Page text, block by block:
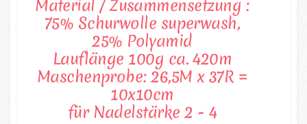
Material / Zusammensetzung :
75% Schurwolle superwash,
25% Polyamid
Lauflänge 100g ca. 420m
Maschenprobe: 26,5M x 37R =
10x10cm
für Nadelstärke 2 - 4